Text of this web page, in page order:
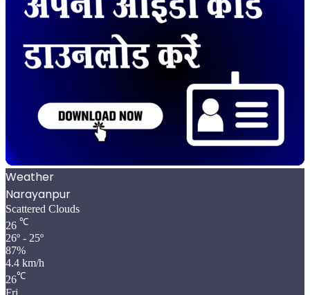
Weather
Narayanpur
Scattered Clouds
26 ℃
26º - 25º
87%
4.4 km/h
26℃
Fri